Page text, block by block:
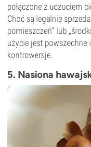
połączone z uczuciem
Choć są legalnie
pomieszczeń” lub
użycie jest powszechne
kontrowersje.
5. Nasiona